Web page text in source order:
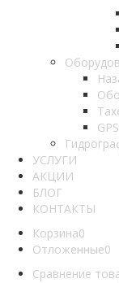
УСЛУГИ
АКЦИИ
БЛОГ
КОНТАКТЫ
Корзина0
Отложенные0
Сравнение